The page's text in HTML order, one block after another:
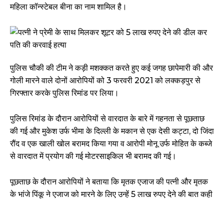
महिला कॉन्स्टेबल बीना का नाम शामिल है।
पुलिस चौकी की टीम ने कड़ी मशक्कत करते हुए कई जगह छापेमारी की और
गोली मारने वाले दोनों आरोपियों को 3 फरवरी 2021 को लक्कड़पुर से
गिरफ्तार करके पुलिस रिमांड पर लिया।
पुलिस रिमांड के दौरान आरोपियों से वारदात के बारे में गहनता से पूछताछ
की गई और मुकेश उर्फ भीमा के दिल्ली के मकान से एक देसी कट्टा, दो जिंदा
रौंद व एक खाली खोल बरामद किया गया व आरोपी मोनू उर्फ मोहित के कब्जे
से वारदात में प्रयोग की गई मोटरसाइकिल भी बरामद की गई।
पूछताछ के दौरान आरोपियों ने बताया कि मृतक एजाज की पत्नी और मृतक
के भांजे पिंकू ने एजाज को मारने के लिए उन्हें 5 लाख रुपए देने की बात कही